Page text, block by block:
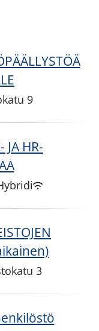
9
JA HR-
3